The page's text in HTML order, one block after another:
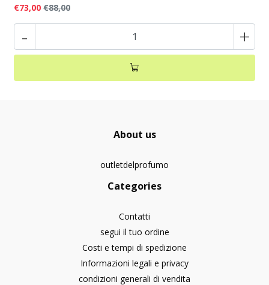
€73,00 €88,00
- +
About us
outletdelprofumo
Categories
Contatti
segui il tuo ordine
Costi e tempi di spedizione
Informazioni legali e privacy
condizioni generali di vendita